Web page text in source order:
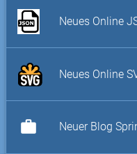
Neues Online
Neues Online
work Neuer Blog